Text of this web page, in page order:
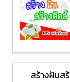
สร้างฝันส